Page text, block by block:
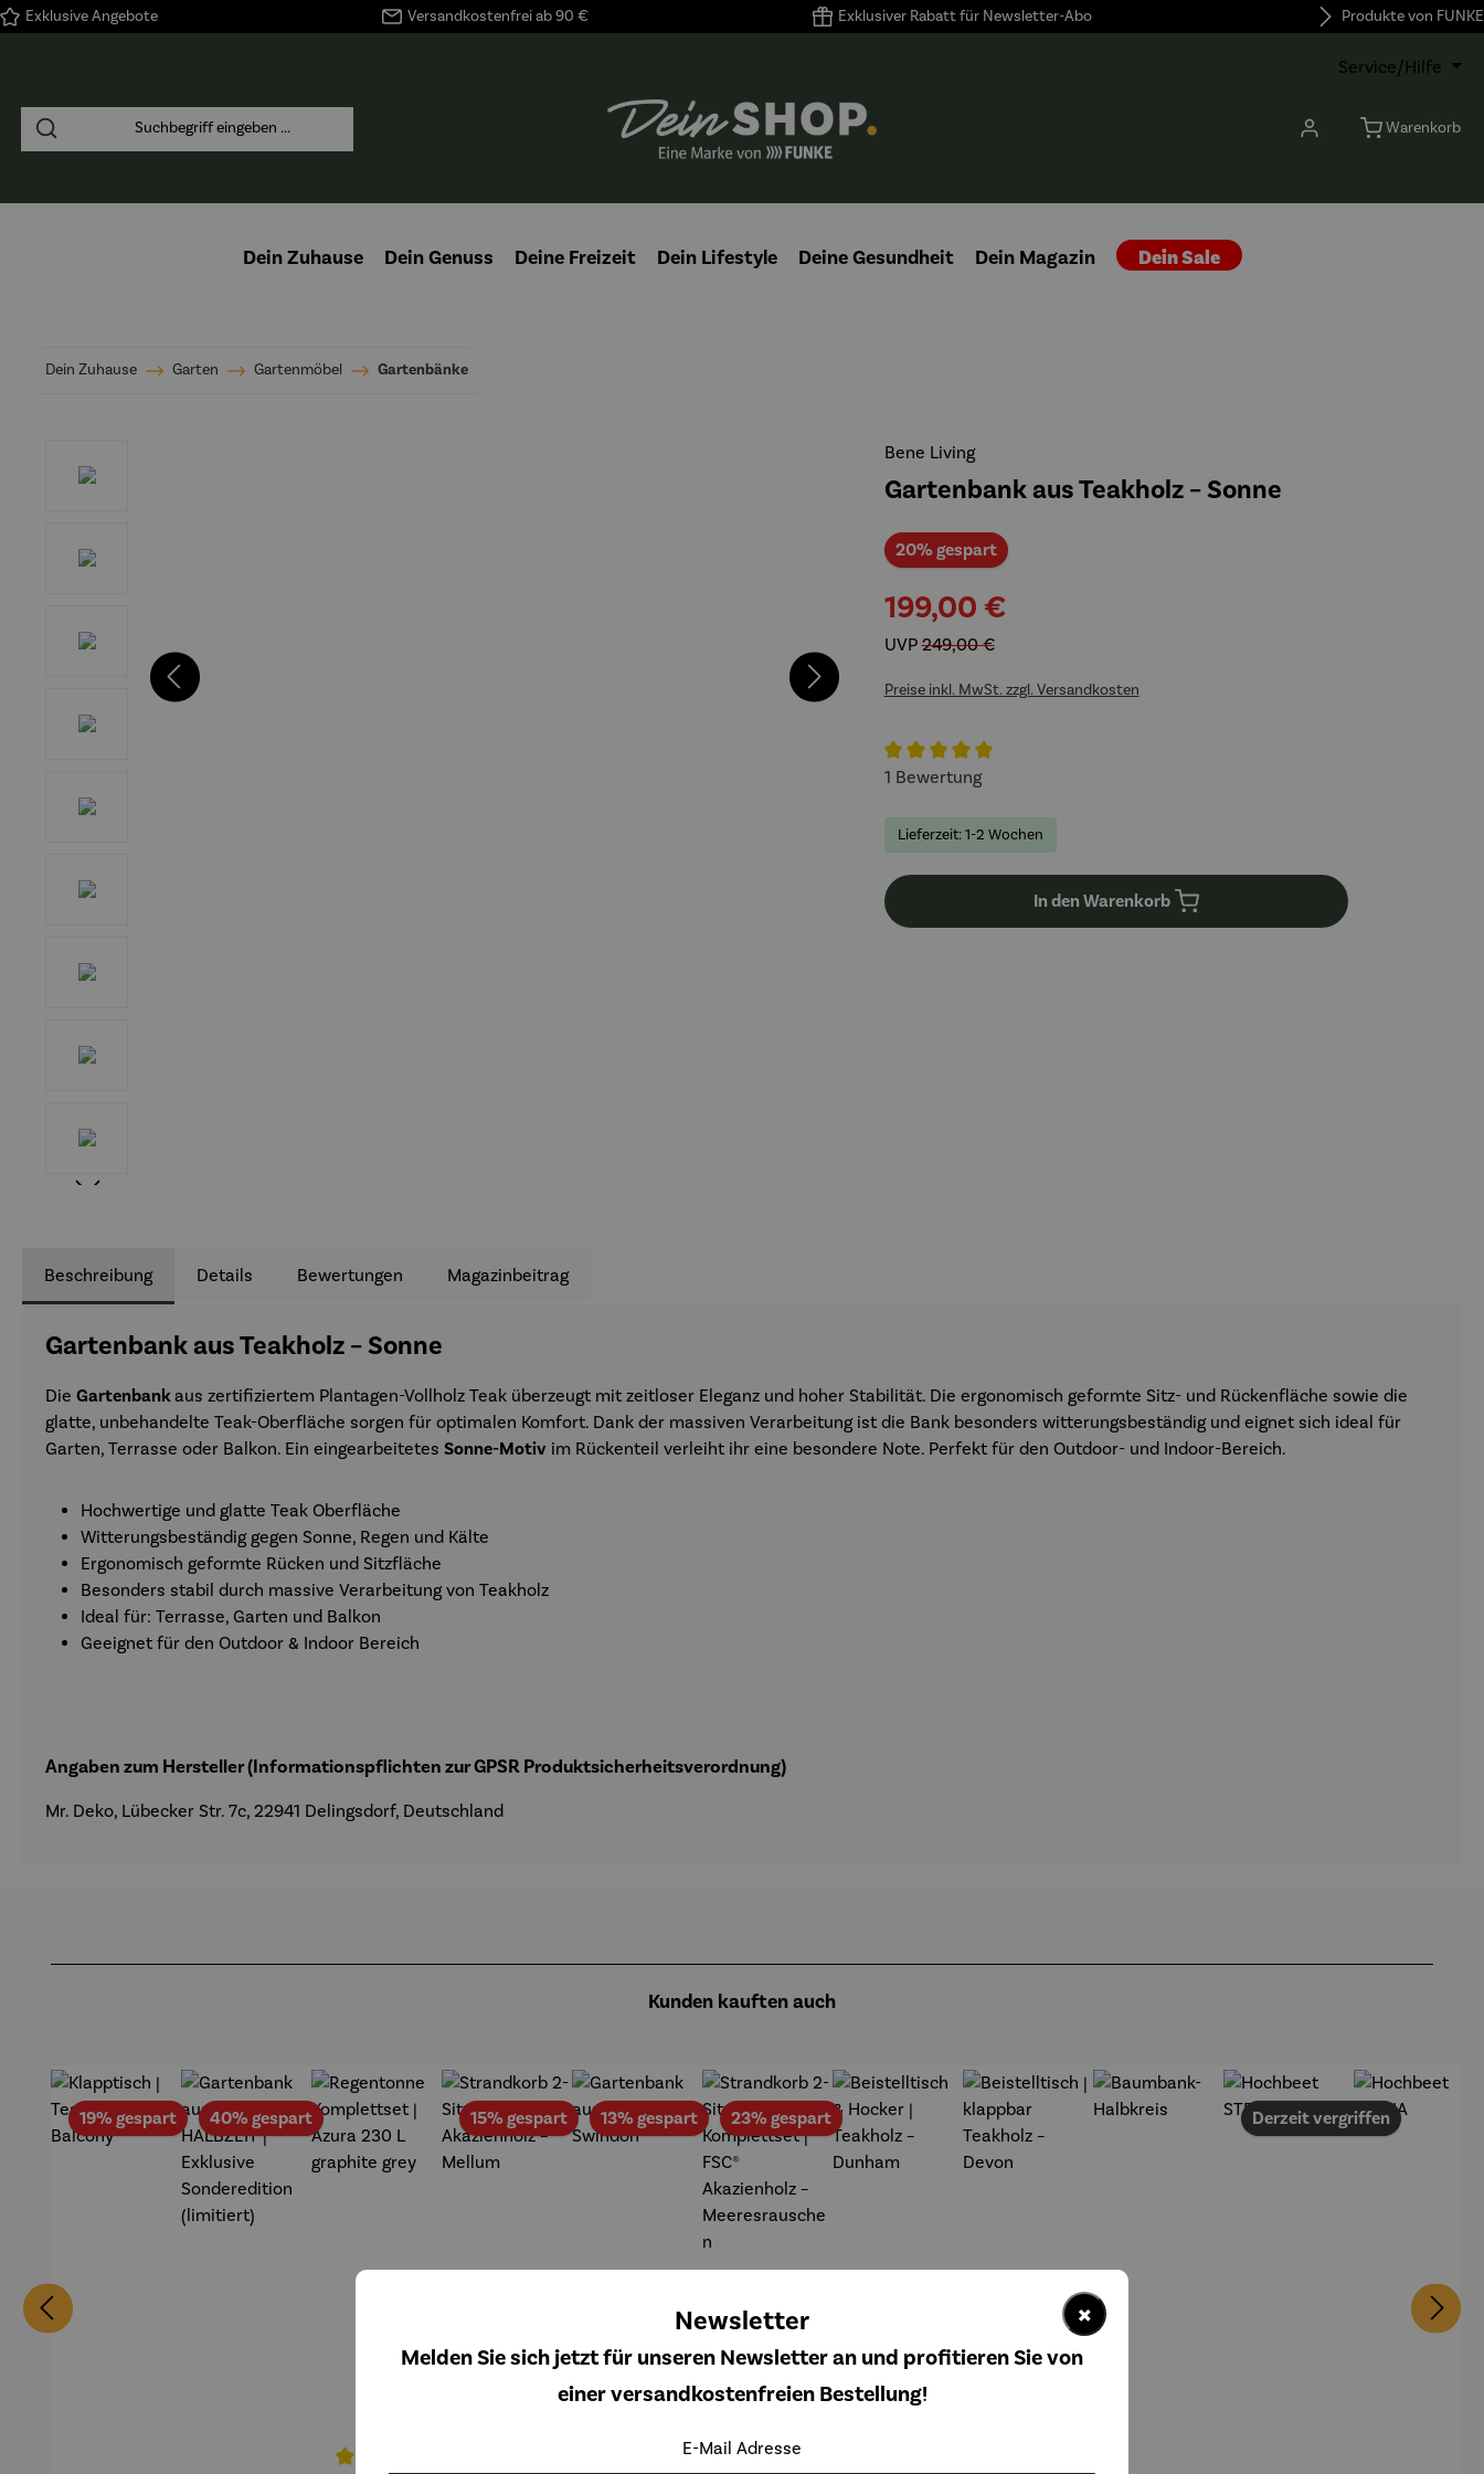
Zur Hauptnavigation springen
Exklusive Angebote Versandkostenfrei ab 90 € Exklusiver Rabatt für Newsletter-Abo Produkte von FUNKE
Service/Hilfe
Warenkorb
Dein Zuhause Dein Genuss Deine Freizeit Dein Lifestyle Deine Gesundheit Dein Magazin Dein Sale
Dein Zuhause Garten Gartenmöbel Gartenbänke
Bene Living
Gartenbank aus Teakholz – Sonne
20% gespartRabatt
199,00 €
UVP249,00 €
Preise inkl. MwSt. zzgl. Versandkosten
Durchschnittliche Bewertung von 5 von 5 Sternen
1 Bewertung
Lieferzeit: 1-2 Wochen
In den Warenkorb
Beschreibung Details Bewertungen Magazinbeitrag
Gartenbank aus Teakholz – Sonne
Die Gartenbankaus zertifiziertem Plantagen-Vollholz Teak überzeugt mit zeitloser Eleganz und hoher Stabilität. Die ergonomisch geformte Sitz- und Rückenfläche sowie die
glatte, unbehandelte Teak-Oberfläche sorgen für optimalen Komfort. Dank der massiven Verarbeitung ist die Bank besonders witterungsbeständig und eignet sich ideal für
Garten, Terrasse oder Balkon. Ein eingearbeitetes Sonne-Motiv im Rückenteil verleiht ihr eine besondere Note. Perfekt für den Outdoor- und Indoor-Bereich.
Hochwertige und glatte Teak Oberfläche
Witterungsbeständig gegen Sonne, Regen und Kälte
Ergonomisch geformte Rücken und Sitzfläche
Besonders stabil durch massive Verarbeitung von Teakholz
Ideal für: Terrasse, Garten und Balkon
Geeignet für den Outdoor & Indoor Bereich
Angaben zum Hersteller (Informationspflichten zur GPSR Produktsicherheitsverordnung)
Mr. Deko, Lübecker Str. 7c, 22941 Delingsdorf, Deutschland
Kunden kauften auch
19% gespartRabatt40% gespartRabatt 15% gespartRabatt13% gespartRabatt23% gespartRabatt Derzeit vergriffen
×
Newsletter
Melden Sie sich jetzt für unseren Newsletter an und profitieren Sie von
einer versandkostenfreien Bestellung!
E-Mail Adresse